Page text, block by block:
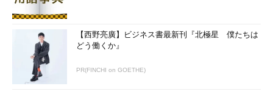
【西野亮廣】ビジネス書最新刊『北極星 僕たちは
どう働くか』
PR(FINCHI on GOETHE)